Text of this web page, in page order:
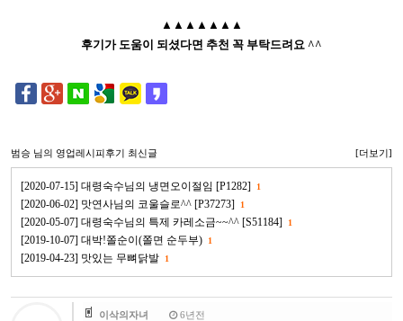
▲▲▲▲▲▲▲
후기가 도움이 되셨다면 추천 꼭 부탁드려요 ^^
범승 님의 영업레시피후기 최신글 [더보기]
[2020-07-15] 대령숙수님의 냉면오이절임 [P1282] 1
[2020-06-02] 맛연사님의 코울슬로^^ [P37273] 1
[2020-05-07] 대령숙수님의 특제 카레소금~~^^ [S51184] 1
[2019-10-07] 대박!쫄순이(쫄면 순두부) 1
[2019-04-23] 맛있는 무뼈닭발 1
이삭의자녀 6년전